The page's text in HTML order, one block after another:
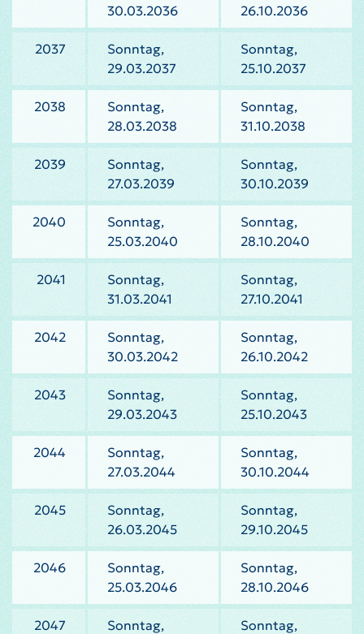
30.03.2036
26.10.2036
2037
Sonntag,
29.03.2037
Sonntag,
25.10.2037
2038
Sonntag,
28.03.2038
Sonntag,
31.10.2038
2039
Sonntag,
27.03.2039
Sonntag,
30.10.2039
2040
Sonntag,
25.03.2040
Sonntag,
28.10.2040
2041
Sonntag,
31.03.2041
Sonntag,
27.10.2041
2042
Sonntag,
30.03.2042
Sonntag,
26.10.2042
2043
Sonntag,
29.03.2043
Sonntag,
25.10.2043
2044
Sonntag,
27.03.2044
Sonntag,
30.10.2044
2045
Sonntag,
26.03.2045
Sonntag,
29.10.2045
2046
Sonntag,
25.03.2046
Sonntag,
28.10.2046
2047
Sonntag,
Sonntag,